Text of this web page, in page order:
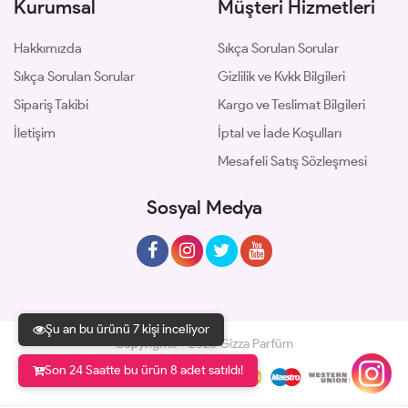
Şu an bu ürünü 7 kişi inceliyor
Son 24 Saatte bu ürün 8 adet satıldı!
Kurumsal
Hakkımızda
Sıkça Sorulan Sorular
Sipariş Takibi
İletişim
Müşteri Hizmetleri
Sıkça Sorulan Sorular
Gizlilik ve Kvkk Bilgileri
Kargo ve Teslimat Bilgileri
İptal ve İade Koşulları
Mesafeli Satış Sözleşmesi
Sosyal Medya
Copyrights © 2026 Gizza Parfüm